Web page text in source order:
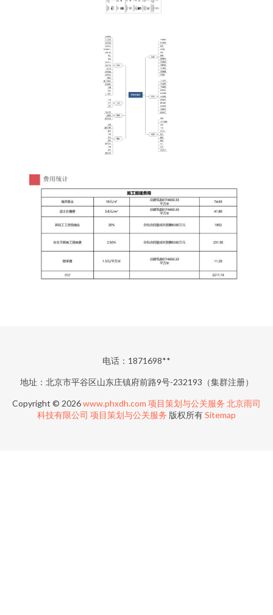
电话：1871698**
地址：北京市平谷区山东庄镇府前路9号-232193（集群注册）
Copyright © 2026www.phxdh.com 项目策划与公关服务 北京雨司
科技有限公司 项目策划与公关服务 版权所有Sitemap